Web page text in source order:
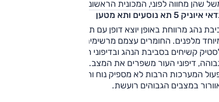
שהן מחווה לפוני, המכונית הראשונה מתכנון עצמי של יונדאי.
5 תא נוסעים ותא מטען
נהג מרווחת באופן יוצא דופן עם תחושה אוורירית ומרווחת
מלפנים. החומרים עצמם מרשימים פחות עם יותר מידי חלקי
קשיחים בסביבת הנהג ובדיפוני הדלתות. ברמת גימור
דיפוני העור משפרים את המצב.
המערכות הרבות לא מספיק נוח והחיווי לא תמיד ברור.
במצבים הגבוהים רועשת.